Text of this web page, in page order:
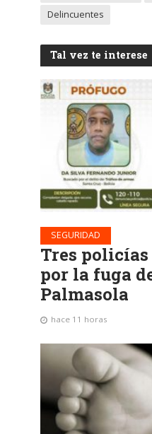
Delincuentes
Tal vez te interese
SEGURIDAD
Tres
por la fuga
Palmasola
hace 11 horas